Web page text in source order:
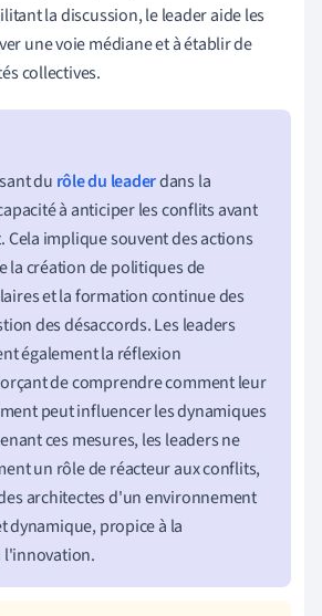
la discussion, le leader aide les
une voie médiane et à établir de
collectives.
du rôle du leaderdans la
à anticiper les conflits avant
implique souvent des actions
la création de politiques de
et la formation continue des
des désaccords. Les leaders
également la réflexion
de comprendre comment leur
peut influencer les dynamiques
ces mesures, les leaders ne
un rôle de réacteur aux conflits,
architectes d'un environnement
dynamique, propice à la
l'innovation.